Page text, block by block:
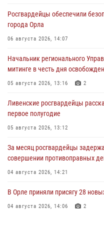
Росгвардейцы обеспечили
города Орла
06 августа 2026, 14:07
Начальник регионального
митинге в честь дня
05 августа 2026, 13:16 2
Ливенские росгвардейцы
первое полугодие
05 августа 2026, 13:12
За месяц росгвардейцы
совершении противоправных
04 августа 2026, 14:21
В Орле приняли присягу 28
04 августа 2026, 14:06 2